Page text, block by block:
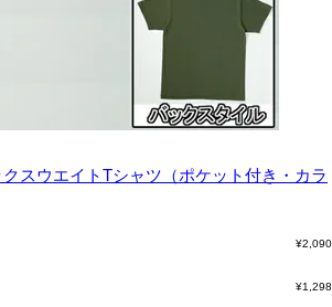
スウエイトTシャツ（ポケット付き・カラ
¥2,090
¥1,298